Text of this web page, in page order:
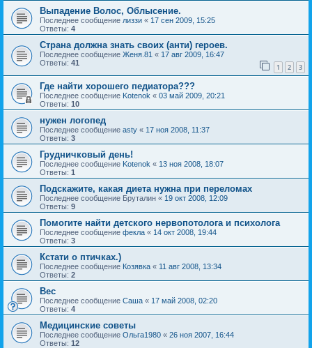
Выпадение Волос, Облысение.
Последнее сообщение лиззи « 17 сен 2009, 15:25
Ответы: 4
Страна должна знать своих (анти) героев.
Последнее сообщение Женя.81 « 17 авг 2009, 16:47
Ответы: 41 1 2 3
Где найти хорошего педиатора???
Последнее сообщение Kotenok « 03 май 2009, 20:21
Ответы: 10
нужен логопед
Последнее сообщение asty « 17 ноя 2008, 11:37
Ответы: 3
Грудничковый день!
Последнее сообщение Kotenok « 13 ноя 2008, 18:07
Ответы: 1
Подскажите, какая диета нужна при переломах
Последнее сообщение Бруталин « 19 окт 2008, 12:09
Ответы: 9
Помогите найти детского нервопотолога и психолога
Последнее сообщение фекла « 14 окт 2008, 19:44
Ответы: 3
Кстати о птичках.)
Последнее сообщение Козявка « 11 авг 2008, 13:34
Ответы: 2
Вес
Последнее сообщение Саша « 17 май 2008, 02:20
Ответы: 4
Медицинские советы
Последнее сообщение Ольга1980 « 26 ноя 2007, 16:44
Ответы: 12